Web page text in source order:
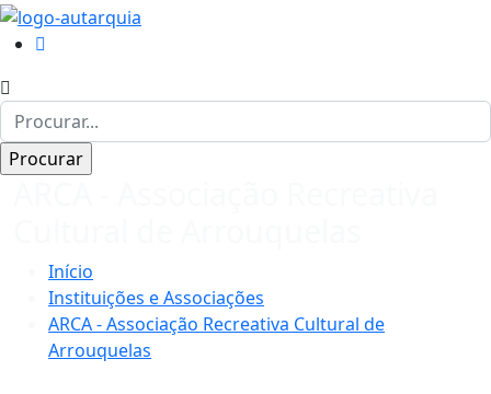
Início
Instituições e Associações
ARCA - Associação Recreativa Cultural de
Arrouquelas